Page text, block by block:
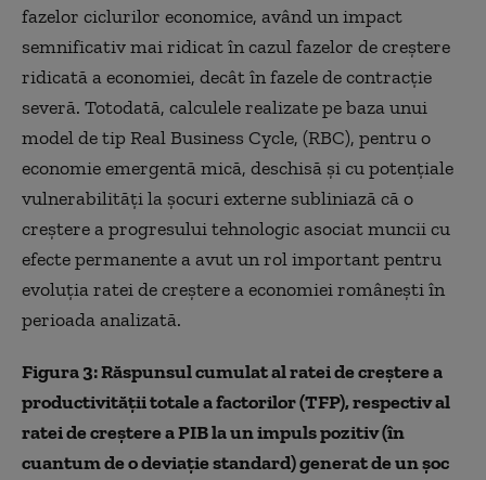
fazelor ciclurilor economice, având un impact
semnificativ mai ridicat în cazul fazelor de creștere
ridicată a economiei, decât în fazele de contracție
severă. Totodată, calculele realizate pe baza unui
model de tip Real Business Cycle, (RBC), pentru o
economie emergentă mică, deschisă și cu potențiale
vulnerabilități la șocuri externe subliniază că o
creștere a progresului tehnologic asociat muncii cu
efecte permanente a avut un rol important pentru
evoluția ratei de creștere a economiei românești în
perioada analizată.
Figura 3: Răspunsul cumulat al ratei de creștere a
productivității totale a factorilor (TFP), respectiv al
ratei de creștere a PIB la un impuls pozitiv (în
cuantum de o deviație standard) generat de un șoc